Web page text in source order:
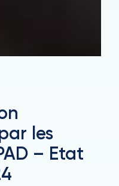
les
– Etat